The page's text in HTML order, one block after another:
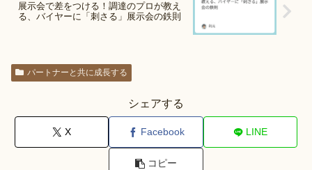
展示会で差をつける！調達のプロが教え
る、バイヤーに「刺さる」展示会の鉄則
パートナーと共に成長する
シェアする
X Facebook LINE
コピー